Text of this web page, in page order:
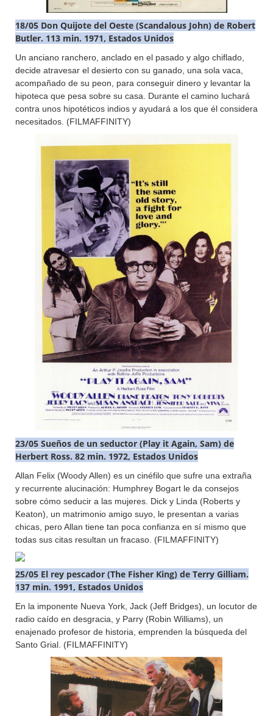
18/05 Don Quijote del Oeste (Scandalous John) de Robert
Butler. 113 min. 1971, Estados Unidos
Un anciano ranchero, anclado en el pasado y algo chiflado,
decide atravesar el desierto con su ganado, una sola vaca,
acompañado de su peon, para conseguir dinero y levantar la
hipoteca que pesa sobre su casa. Durante el camino luchará
contra unos hipotéticos indios y ayudará a los que él considera
necesitados. (FILMAFFINITY)
23/05 Sueños de un seductor (Play it Again, Sam) de
Herbert Ross. 82 min. 1972, Estados Unidos
Allan Felix (Woody Allen) es un cinéfilo que sufre una extraña
y recurrente alucinación: Humphrey Bogart le da consejos
sobre cómo seducir a las mujeres. Dick y Linda (Roberts y
Keaton), un matrimonio amigo suyo, le presentan a varias
chicas, pero Allan tiene tan poca confianza en sí mismo que
todas sus citas resultan un fracaso. (FILMAFFINITY)
25/05 El rey pescador (The Fisher King) de Terry Gilliam.
137 min. 1991, Estados Unidos
En la imponente Nueva York, Jack (Jeff Bridges), un locutor de
radio caído en desgracia, y Parry (Robin Williams), un
enajenado profesor de historia, emprenden la búsqueda del
Santo Grial. (FILMAFFINITY)